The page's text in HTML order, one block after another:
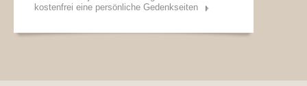
kostenfrei eine persönliche Gedenkseiten